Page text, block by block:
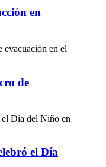
en
de
el Día